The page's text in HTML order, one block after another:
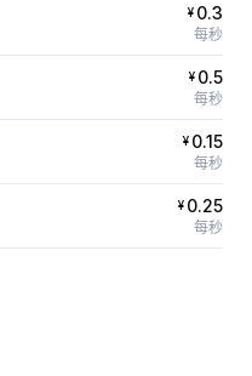
¥ 0.3
每秒
¥ 0.5
每秒
¥ 0.15
每秒
¥ 0.25
每秒